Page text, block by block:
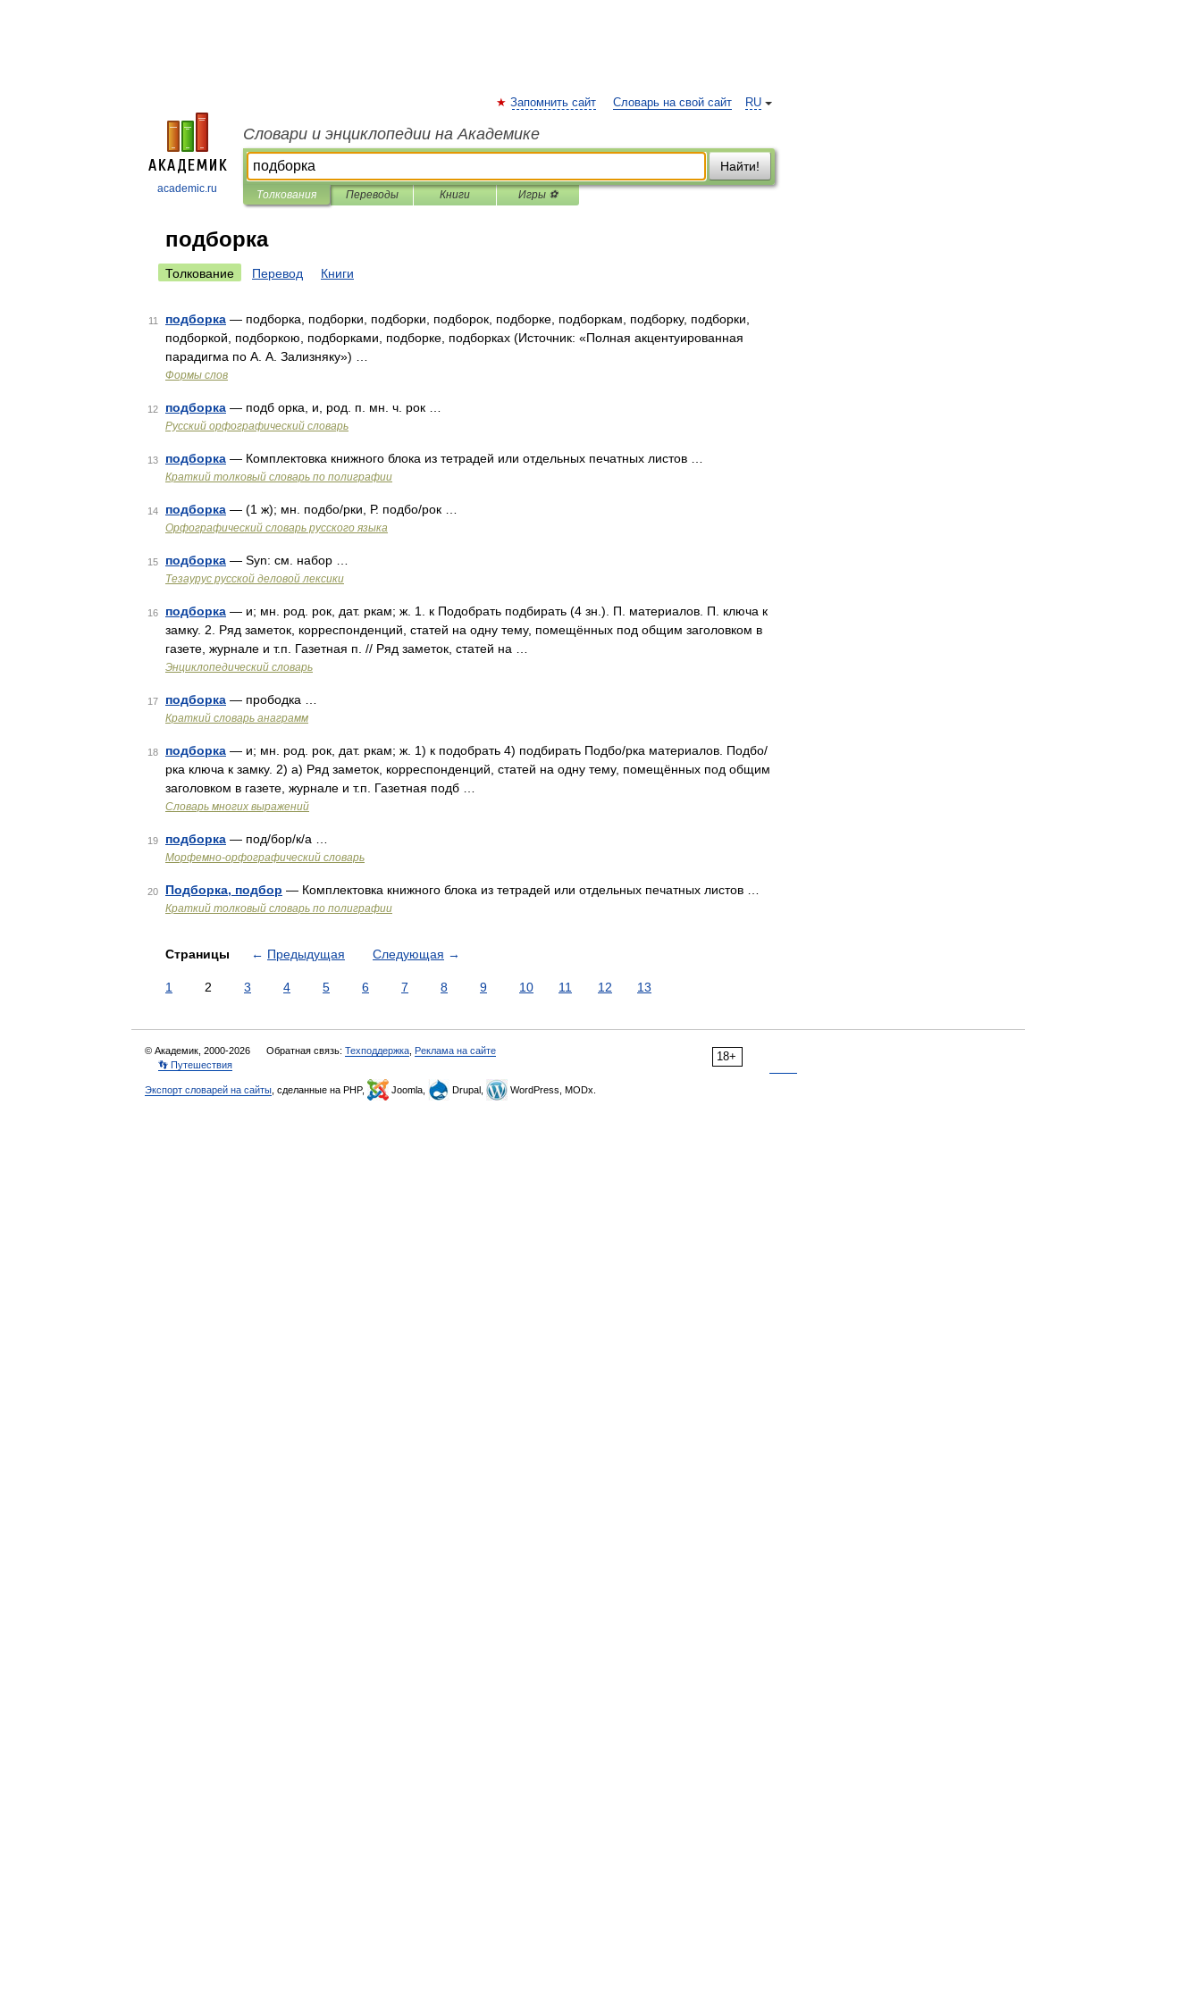
academic.ru
RU
Запомнить сайт Словарь на свой сайт
Словари и энциклопедии на Академике
Найти!
Толкования Переводы Книги Игры ⚽
подборка
Толкование Перевод Книги
11 подборка — подборка, подборки, подборки, подборок, подборке, подборкам, подборку, подборки,
подборкой, подборкою, подборками, подборке, подборках (Источник: «Полная акцентуированная
парадигма по А. А. Зализняку») …
Формы слов
12 подборка — подб орка, и, род. п. мн. ч. рок …
Русский орфографический словарь
13 подборка — Комплектовка книжного блока из тетрадей или отдельных печатных листов …
Краткий толковый словарь по полиграфии
14 подборка — (1 ж); мн. подбо/рки, Р. подбо/рок …
Орфографический словарь русского языка
15 подборка — Syn: см. набор …
Тезаурус русской деловой лексики
16 подборка — и; мн. род. рок, дат. ркам; ж. 1. к Подобрать подбирать (4 зн.). П. материалов. П. ключа к
замку. 2. Ряд заметок, корреспонденций, статей на одну тему, помещённых под общим заголовком в
газете, журнале и т.п. Газетная п. // Ряд заметок, статей на …
Энциклопедический словарь
17 подборка — прободка …
Краткий словарь анаграмм
18 подборка — и; мн. род. рок, дат. ркам; ж. 1) к подобрать 4) подбирать Подбо/рка материалов. Подбо/
рка ключа к замку. 2) а) Ряд заметок, корреспонденций, статей на одну тему, помещённых под общим
заголовком в газете, журнале и т.п. Газетная подб …
Словарь многих выражений
19 подборка — под/бор/к/а …
Морфемно-орфографический словарь
20 Подборка, подбор — Комплектовка книжного блока из тетрадей или отдельных печатных листов …
Краткий толковый словарь по полиграфии
Страницы ← Предыдущая Следующая →
1 2 3 4 5 6 7 8 9 10 11 12 13
18+
© Академик, 2000-2026 Обратная связь: Техподдержка Реклама на сайте
👣 Путешествия
Экспорт словарей на сайты , сделанные на PHP, Joomla, Drupal, WordPress, MODx.